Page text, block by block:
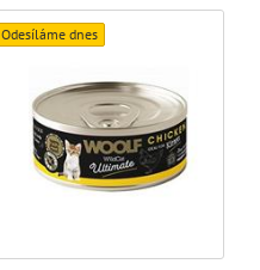
Odesíláme dnes